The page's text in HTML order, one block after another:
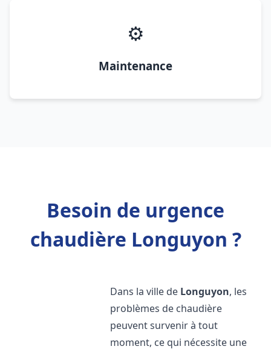
⚙️
Maintenance
Besoin de urgence
chaudière Longuyon ?
Dans la ville de Longuyon, les
problèmes de chaudière
peuvent survenir à tout
moment, ce qui nécessite une